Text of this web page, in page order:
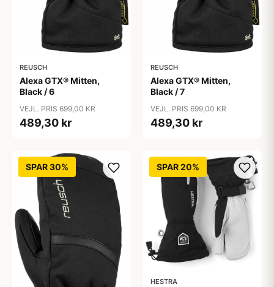
REUSCH
Alexa GTX® Mitten,
Black / 6
VEJL. PRIS 699,00 KR
489,30 kr
REUSCH
Alexa GTX® Mitten,
Black / 7
VEJL. PRIS 699,00 KR
489,30 kr
SPAR 30% SPAR 20%
HESTRA